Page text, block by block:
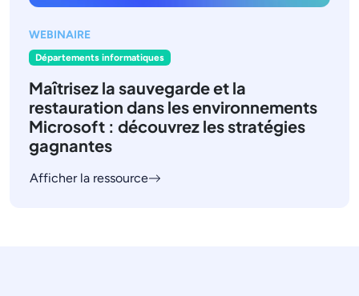
WEBINAIRE
Départements informatiques
Maîtrisez la sauvegarde et la
restauration dans les environnements
Microsoft : découvrez les stratégies
gagnantes
Afficher la ressource